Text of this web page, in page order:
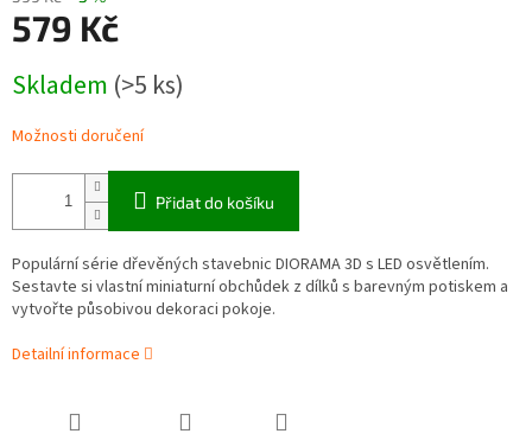
579 Kč
cena:
Skladem (>5 ks)
Možnosti doručení
Přidat do košíku
Populární série dřevěných stavebnic DIORAMA 3D s LED osvětlením.
Sestavte si vlastní miniaturní obchůdek z dílků s barevným potiskem a
vytvořte působivou dekoraci pokoje.
Detailní informace